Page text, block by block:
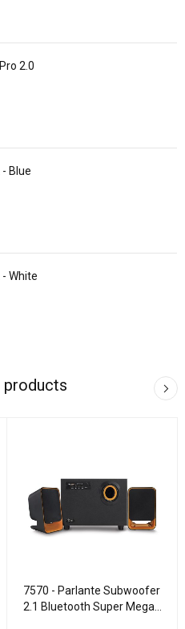
2.0
Blue
White
products
7570 - Parlante Subwoofer
2.1 Bluetooth Super Mega